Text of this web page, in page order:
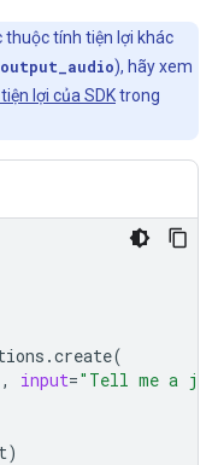
thuộc tính tiện lợi khác
), hãy xem
lợi của SDKtrong
.create(
, input="Tell me a
)